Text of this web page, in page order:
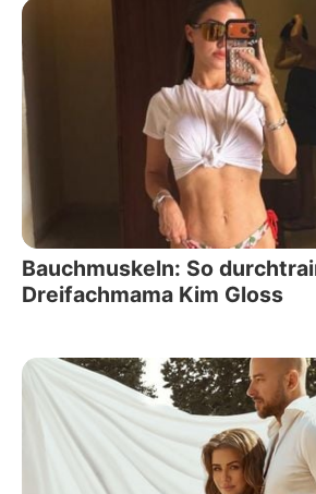
Bauchmuskeln: So
Dreifachmama Kim Gloss